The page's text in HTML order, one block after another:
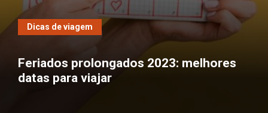
Dicas de viagem
Feriados prolongados 2023: melhores
datas para viajar